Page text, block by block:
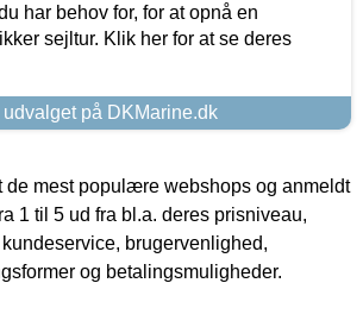
har behov for, for at opnå en
sejltur. Klik her for at se deres
udvalget på DKMarine.dk
de mest populære webshops og anmeldt
1 til 5 ud fra bl.a. deres prisniveau,
brugervenlighed,
og betalingsmuligheder.